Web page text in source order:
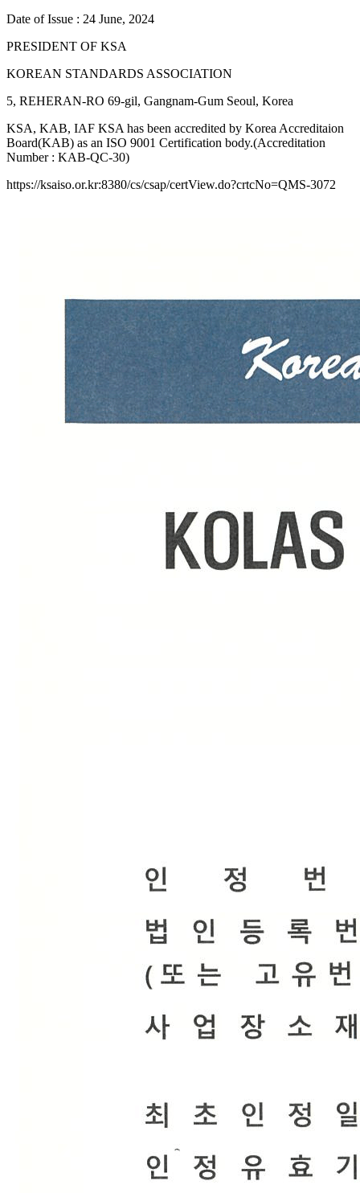
Date of Issue : 24 June, 2024
PRESIDENT OF KSA
KOREAN STANDARDS ASSOCIATION
5, REHERAN-RO 69-gil, Gangnam-Gum Seoul, Korea
KSA, KAB, IAF KSA has been accredited by Korea Accreditaion
Board(KAB) as an ISO 9001 Certification body.(Accreditation
Number : KAB-QC-30)
https://ksaiso.or.kr:8380/cs/csap/certView.do?crtcNo=QMS-3072